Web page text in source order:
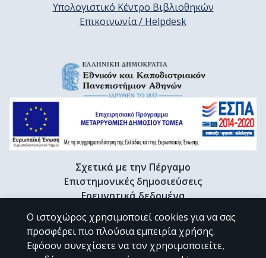
Υπολογιστικό Κέντρο Βιβλιοθηκών
Επικοινωνία / Helpdesk
Σχετικά με την Πέργαμο
Επιστημονικές δημοσιεύσεις
Ερευνητικά δεδομένα
Διδακτορικές διατριβές & Γκρίζα βιβλιογραφία
Προφίλ Ερευνητή
Ο ιστοχώρος χρησιμοποιεί cookies για να σας
προσφέρει πιο πλούσια εμπειρία χρήσης.
Εφόσον συνεχίσετε να τον χρησιμοποιείτε,